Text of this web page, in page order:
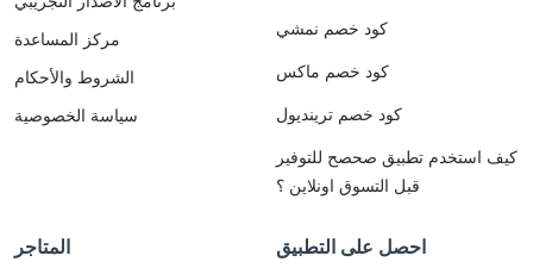
مركز المساعدة
الشروط والأحكام
سياسة الخصوصية
كود خصم نمشي
كود خصم ماكس
كود خصم ترينديول
كيف استخدم تطبيق صحصح للتوفير
قبل التسوق اونلاين ؟
المتاجر احصل على التطبيق